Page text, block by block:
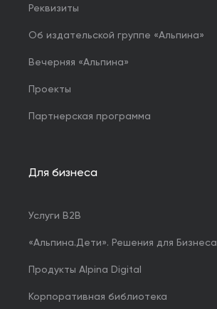
Реквизиты
Об издательской группе «Альпина»
Вечерняя «Альпина»
Проекты
Партнерская программа
Для бизнеса
Услуги B2B
«Альпина.Дети». Решения для Бизнеса
Продукты Alpina Digital
Корпоративная библиотека